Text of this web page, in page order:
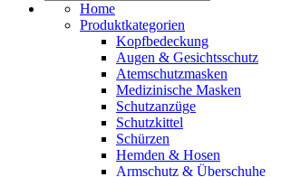
Home
Produktkategorien
Kopfbedeckung
Augen & Gesichtsschutz
Atemschutzmasken
Medizinische Masken
Schutzanzüge
Schutzkittel
Schürzen
Hemden & Hosen
Armschutz & Überschuhe